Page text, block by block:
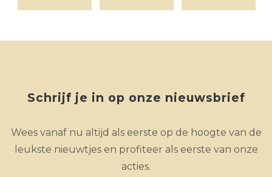
gespikkeld
gespikkeld
Schrijf je in op onze nieuwsbrief
Wees vanaf nu altijd als eerste op de hoogte van de
leukste nieuwtjes en profiteer als eerste van onze
acties.